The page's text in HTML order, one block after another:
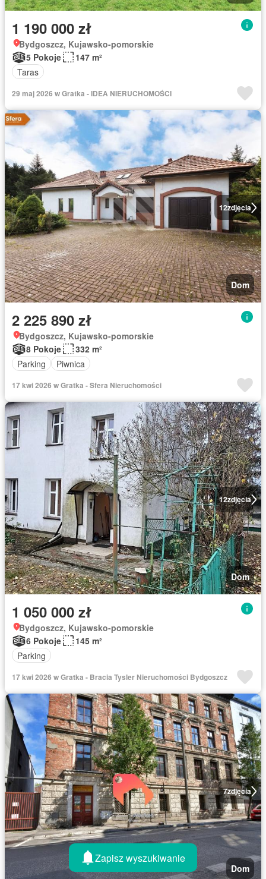
1 190 000 zł
Bydgoszcz, Kujawsko-pomorskie
5 Pokoje
147 m²
Taras
29 maj 2026 w Gratka - IDEA NIERUCHOMOŚCI
12zdjęcia
Dom
2 225 890 zł
Bydgoszcz, Kujawsko-pomorskie
8 Pokoje
332 m²
Parking
Piwnica
17 kwi 2026 w Gratka - Sfera Nieruchomości
12zdjęcia
Dom
1 050 000 zł
Bydgoszcz, Kujawsko-pomorskie
6 Pokoje
145 m²
Parking
17 kwi 2026 w Gratka - Bracia Tysler Nieruchomości Bydgoszcz
7zdjęcia
Dom
Zapisz wyszukiwanie